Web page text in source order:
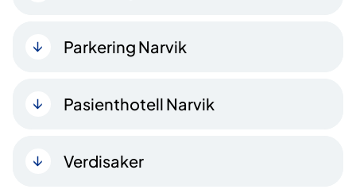
Parkering Narvik
Pasienthotell Narvik
Verdisaker